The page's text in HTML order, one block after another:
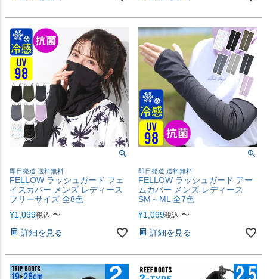
即日発送 送料無料
FELLOW ラッシュガード フェ
イスカバー メンズ レディース
フリーサイズ 全8色
¥1,099税込 〜
詳細を見る
即日発送 送料無料
FELLOW ラッシュガード アー
ムカバー メンズ レディース
SM～ML 全7色
¥1,099税込 〜
詳細を見る